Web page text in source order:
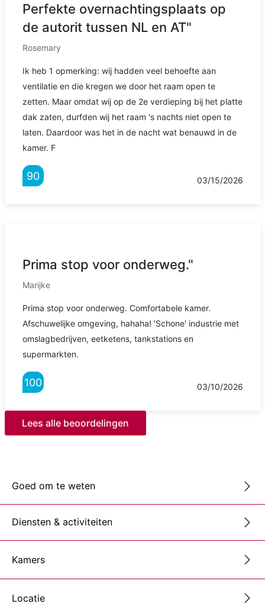
Perfekte overnachtingsplaats op
de autorit tussen NL en AT"
Rosemary
Ik heb 1 opmerking: wij hadden veel behoefte aan
ventilatie en die kregen we door het raam open te
zetten. Maar omdat wij op de 2e verdieping bij het platte
dak zaten, durfden wij het raam 's nachts niet open te
laten. Daardoor was het in de nacht wat benauwd in de
kamer. F
90 03/15/2026
Prima stop voor onderweg."
Marijke
Prima stop voor onderweg. Comfortabele kamer.
Afschuwelijke omgeving, hahaha! 'Schone' industrie met
omslagbedrijven, eetketens, tankstations en
supermarkten.
100 03/10/2026
Lees alle beoordelingen
Goed om te weten
Diensten & activiteiten
Kamers
Locatie